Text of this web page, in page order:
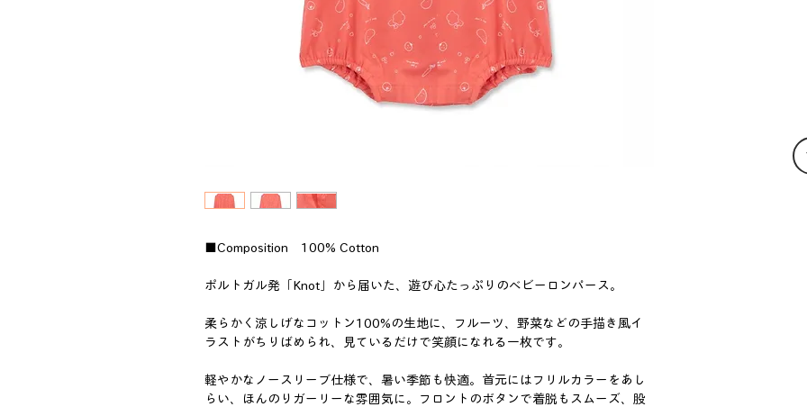
■Composition 100% Cotton
ポルトガル発「Knot」から届いた、遊び心たっぷりのベビーロンパース。
柔らかく涼しげなコットン100%の生地に、フルーツ、野菜などの手描き風イ
ラストがちりばめられ、見ているだけで笑顔になれる一枚です。
軽やかなノースリーブ仕様で、暑い季節も快適。首元にはフリルカラーをあし
らい、ほんのりガーリーな雰囲気に。フロントのボタンで着脱もスムーズ、股